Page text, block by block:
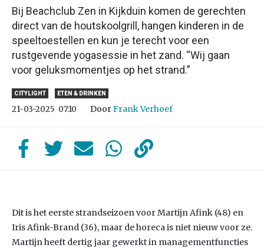
Bij Beachclub Zen in Kijkduin komen de gerechten
direct van de houtskoolgrill, hangen kinderen in de
speeltoestellen en kun je terecht voor een
rustgevende yogasessie in het zand. “Wij gaan
voor geluksmomentjes op het strand.”
CITYLIGHT ETEN & DRINKEN
21-03-2025 07:10 DoorFrank Verhoef
Dit is het eerste strandseizoen voor Martijn Afink (48) en
Iris Afink-Brand (36), maar de horeca is niet nieuw voor ze.
Martijn heeft dertig jaar gewerkt in managementfuncties